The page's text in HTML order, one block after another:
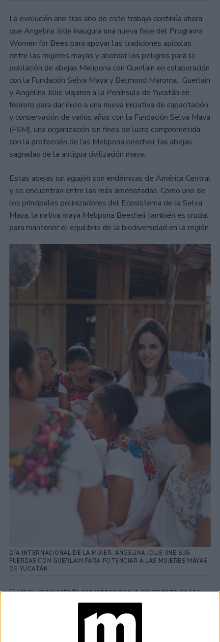
La evolución año tras año de este trabajo continúa ahora
que Angelina Jolie inaugura una nueva fase del Programa
Women for Bees para apoyar las tradiciones apícolas
entre las mujeres mayas y abordar los peligros para la
población de abejas Melipona con Guerlain en colaboración
con la Fundación Selva Maya y Belmond Maroma. Guerlain
y Angelina Jolie viajaron a la Península de Yucatán en
febrero para dar inicio a una nueva iniciativa de capacitación
y conservación de varios años con la Fundación Selva Maya
(FSM), una organización sin fines de lucro comprometida
con la protección de las Melipona beecheii, las abejas
sagradas de la antigua civilización maya.
Estas abejas sin aguijón son endémicas de América Central
y se encuentran entre las más amenazadas. Como uno de
los principales polinizadores del Ecosistema de la Selva
Maya, la nativa maya Melipona Beecheii también es crucial
para mantener el equilibrio de la biodiversidad en la región.
DÍA INTERNACIONAL DE LA MUJER: ANGELINA JOLIE UNE SUS
FUERZAS CON GUERLAIN PARA POTENCIAR A LAS MUJERES MAYAS
DE YUCATÁN
Su miel, recolectada con jeringa por la delicadeza de las
colmenas, aún se usa en la región para tratar problemas
cutáneos, oculares, digestivos, inmunológicos y
respiratorios. La cultura de la abeja Melipona Beecheii que